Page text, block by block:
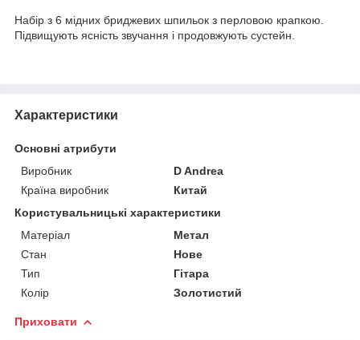
Набір з 6 мідних бриджевих шпильок з перловою крапкою.
Підвищують ясність звучання і продовжують сустейн.
Характеристики
Основні атрибути
Виробник
D Andrea
Країна виробник
Китай
Користувальницькі характеристики
Матеріал
Метал
Стан
Нове
Тип
Гітара
Колір
Золотистий
Приховати